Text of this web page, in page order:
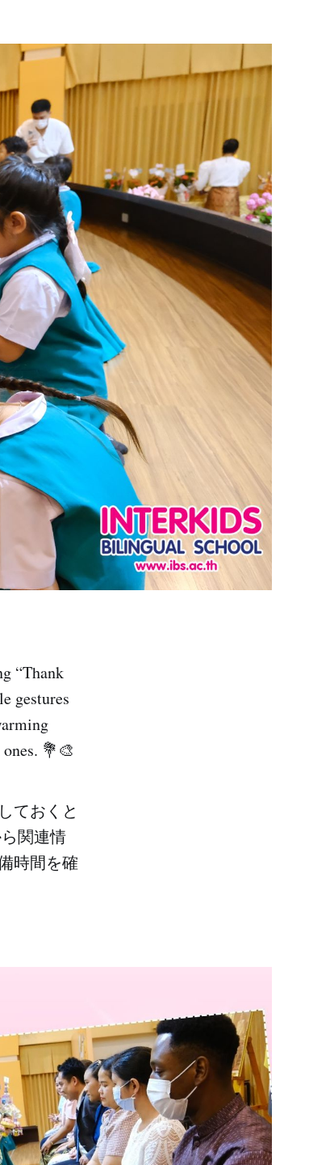
“Thank
gestures
💐🎨
ておくと
関連情
時間を確